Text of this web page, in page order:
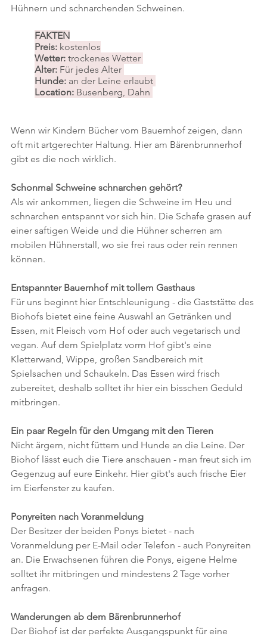
Hühnern und schnarchenden Schweinen.
FAKTEN
Preis: kostenlos
Wetter: trockenes Wetter
Alter: Für jedes Alter
Hunde: an der Leine erlaubt
Location: Busenberg, Dahn
Wenn wir Kindern Bücher vom Bauernhof zeigen, dann
oft mit artgerechter Haltung. Hier am Bärenbrunnerhof
gibt es die noch wirklich.
Schonmal Schweine schnarchen gehört?
Als wir ankommen, liegen die Schweine im Heu und
schnarchen entspannt vor sich hin. Die Schafe grasen auf
einer saftigen Weide und die Hühner scherren am
mobilen Hühnerstall, wo sie frei raus oder rein rennen
können.
Entspannter Bauernhof mit tollem Gasthaus
Für uns beginnt hier Entschleunigung - die Gaststätte des
Biohofs bietet eine feine Auswahl an Getränken und
Essen, mit Fleisch vom Hof oder auch vegetarisch und
vegan. Auf dem Spielplatz vorm Hof gibt's eine
Kletterwand, Wippe, großen Sandbereich mit
Spielsachen und Schaukeln. Das Essen wird frisch
zubereitet, deshalb solltet ihr hier ein bisschen Geduld
mitbringen.
Ein paar Regeln für den Umgang mit den Tieren
Nicht ärgern, nicht füttern und Hunde an die Leine. Der
Biohof lässt euch die Tiere anschauen - man freut sich im
Gegenzug auf eure Einkehr. Hier gibt's auch frische Eier
im Eierfenster zu kaufen.
Ponyreiten nach Voranmeldung
Der Besitzer der beiden Ponys bietet - nach
Voranmeldung per E-Mail oder Telefon - auch Ponyreiten
an. Die Erwachsenen führen die Ponys, eigene Helme
solltet ihr mitbringen und mindestens 2 Tage vorher
anfragen.
Wanderungen ab dem Bärenbrunnerhof
Der Biohof ist der perfekte Ausgangspunkt für eine